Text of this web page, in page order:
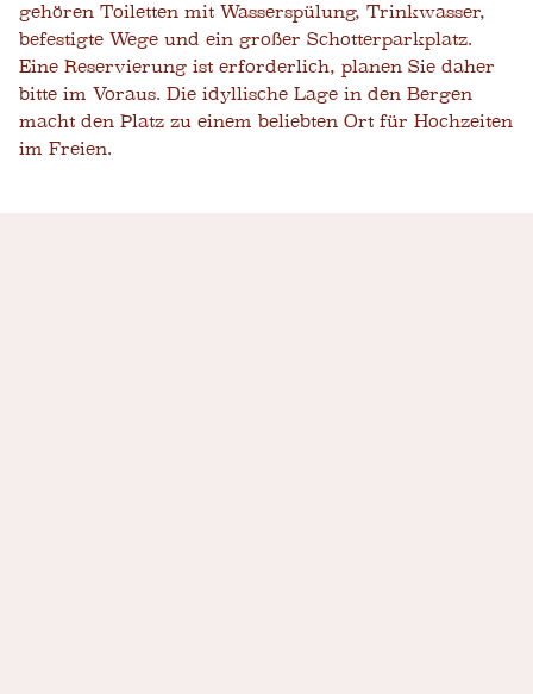
gehören Toiletten mit Wasserspülung, Trinkwasser,
befestigte Wege und ein großer Schotterparkplatz.
Eine Reservierung ist erforderlich, planen Sie daher
bitte im Voraus. Die idyllische Lage in den Bergen
macht den Platz zu einem beliebten Ort für Hochzeiten
im Freien.